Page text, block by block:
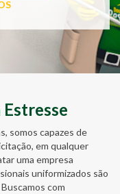
somos capazes de
em qualquer
uma empresa
uniformizados são
com